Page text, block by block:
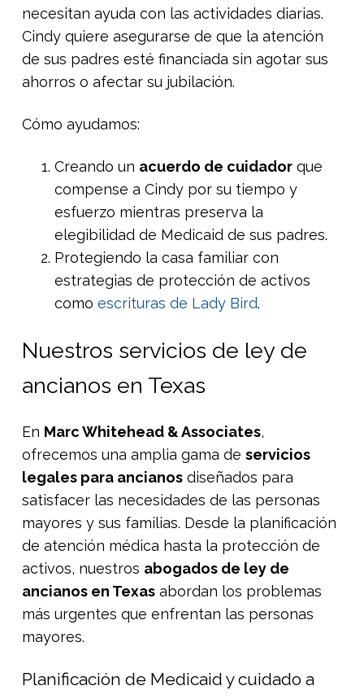
necesitan ayuda con las actividades diarias.
Cindy quiere asegurarse de que la atención
de sus padres esté financiada sin agotar sus
ahorros o afectar su jubilación.
Cómo ayudamos:
Creando un acuerdo de cuidador que
compense a Cindy por su tiempo y
esfuerzo mientras preserva la
elegibilidad de Medicaid de sus padres.
Protegiendo la casa familiar con
estrategias de protección de activos
como escrituras de Lady Bird.
Nuestros servicios de ley de
ancianos en Texas
En Marc Whitehead & Associates,
ofrecemos una amplia gama de servicios
legales para ancianos diseñados para
satisfacer las necesidades de las personas
mayores y sus familias. Desde la planificación
de atención médica hasta la protección de
activos, nuestros abogados de ley de
ancianos en Texas abordan los problemas
más urgentes que enfrentan las personas
mayores.
Planificación de Medicaid y cuidado a